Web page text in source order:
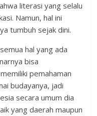
literasi yang selalu
Namun, hal ini
tumbuh sejak dini.
hal yang ada
bisa
pemahaman
budayanya, jadi
secara umum dia
yang daerah maupun